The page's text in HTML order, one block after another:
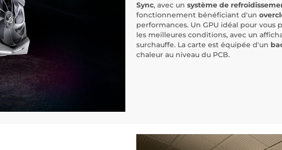
Sync, avec un système de
fonctionnement bénéficiant d'un
performances. Un GPU idéal pour vous
les meilleures conditions, avec un
surchauffe. La carte est équipée d'un
chaleur au niveau du PCB.